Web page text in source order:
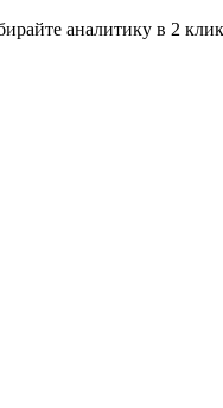
аналитику в 2